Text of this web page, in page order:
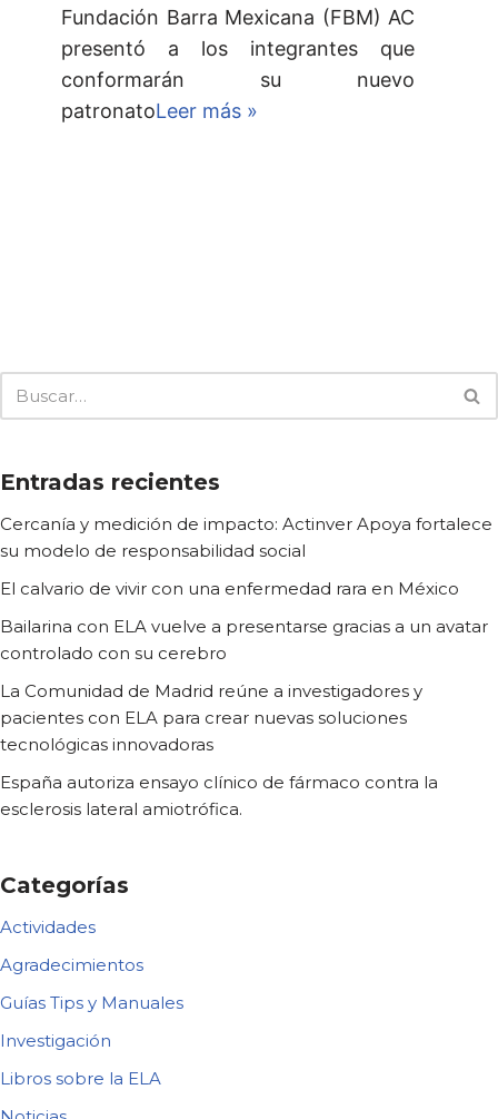
Fundación Barra Mexicana (FBM) AC
presentó a los integrantes que
conformarán su nuevo
patronatoLeer más »
Entradas recientes
Cercanía y medición de impacto: Actinver Apoya fortalece
su modelo de responsabilidad social
El calvario de vivir con una enfermedad rara en México
Bailarina con ELA vuelve a presentarse gracias a un avatar
controlado con su cerebro
La Comunidad de Madrid reúne a investigadores y
pacientes con ELA para crear nuevas soluciones
tecnológicas innovadoras
España autoriza ensayo clínico de fármaco contra la
esclerosis lateral amiotrófica.
Categorías
Actividades
Agradecimientos
Guías Tips y Manuales
Investigación
Libros sobre la ELA